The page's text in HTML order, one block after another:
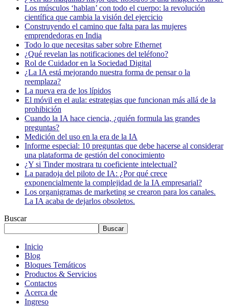
Los músculos ‘hablan’ con todo el cuerpo: la revolución
científica que cambia la visión del ejercicio
Construyendo el camino que falta para las mujeres
emprendedoras en India
Todo lo que necesitas saber sobre Ethernet
¿Qué revelan las notificaciones del teléfono?
Rol de Cuidador en la Sociedad Digital
¿La IA está mejorando nuestra forma de pensar o la
reemplaza?
La nueva era de los lípidos
El móvil en el aula: estrategias que funcionan más allá de la
prohibición
Cuando la IA hace ciencia, ¿quién formula las grandes
preguntas?
Medición del uso en la era de la IA
Informe especial: 10 preguntas que debe hacerse al considerar
una plataforma de gestión del conocimiento
¿Y si Tinder mostrara tu coeficiente intelectual?
La paradoja del piloto de IA: ¿Por qué crece
exponencialmente la complejidad de la IA empresarial?
Los organigramas de marketing se crearon para los canales.
La IA acaba de dejarlos obsoletos.
Buscar
Buscar
Inicio
Blog
Bloques Temáticos
Productos & Servicios
Contactos
Acerca de
Ingreso